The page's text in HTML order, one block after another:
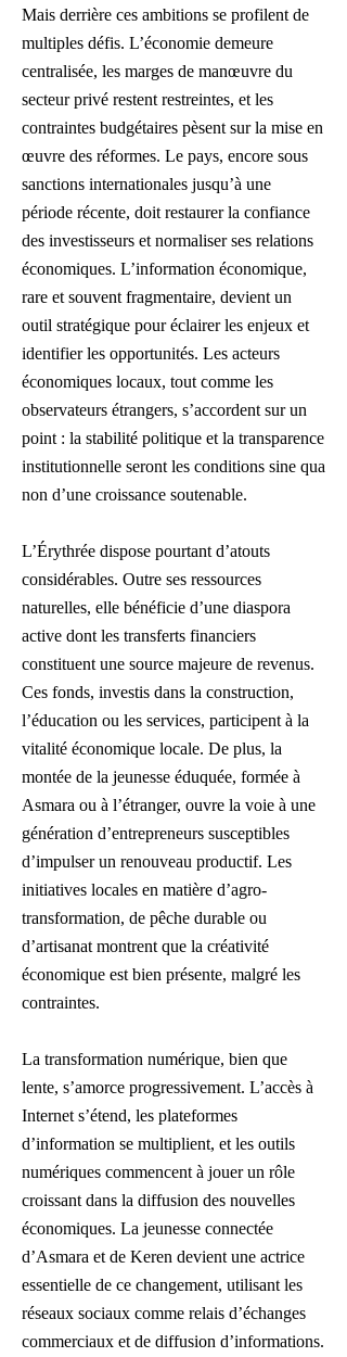
Mais derrière ces ambitions se profilent de
multiples défis. L’économie demeure
centralisée, les marges de manœuvre du
secteur privé restent restreintes, et les
contraintes budgétaires pèsent sur la mise en
œuvre des réformes. Le pays, encore sous
sanctions internationales jusqu’à une
période récente, doit restaurer la confiance
des investisseurs et normaliser ses relations
économiques. L’information économique,
rare et souvent fragmentaire, devient un
outil stratégique pour éclairer les enjeux et
identifier les opportunités. Les acteurs
économiques locaux, tout comme les
observateurs étrangers, s’accordent sur un
point : la stabilité politique et la transparence
institutionnelle seront les conditions sine qua
non d’une croissance soutenable.
L’Érythrée dispose pourtant d’atouts
considérables. Outre ses ressources
naturelles, elle bénéficie d’une diaspora
active dont les transferts financiers
constituent une source majeure de revenus.
Ces fonds, investis dans la construction,
l’éducation ou les services, participent à la
vitalité économique locale. De plus, la
montée de la jeunesse éduquée, formée à
Asmara ou à l’étranger, ouvre la voie à une
génération d’entrepreneurs susceptibles
d’impulser un renouveau productif. Les
initiatives locales en matière d’agro-
transformation, de pêche durable ou
d’artisanat montrent que la créativité
économique est bien présente, malgré les
contraintes.
La transformation numérique, bien que
lente, s’amorce progressivement. L’accès à
Internet s’étend, les plateformes
d’information se multiplient, et les outils
numériques commencent à jouer un rôle
croissant dans la diffusion des nouvelles
économiques. La jeunesse connectée
d’Asmara et de Keren devient une actrice
essentielle de ce changement, utilisant les
réseaux sociaux comme relais d’échanges
commerciaux et de diffusion d’informations.